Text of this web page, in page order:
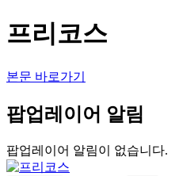
프리코스
본문 바로가기
팝업레이어 알림
팝업레이어 알림이 없습니다.